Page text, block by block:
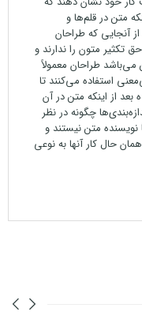
متن در قلم‌ها و
آنجایی که طراحان
تکثیر متون را ندارند و
می‌باشد طراحان معمولاً
استفاده می‌کنند تا
از اینکه متن در آن
چگونه در نظر
متن نیستند و
حال کار آنها به نوعی